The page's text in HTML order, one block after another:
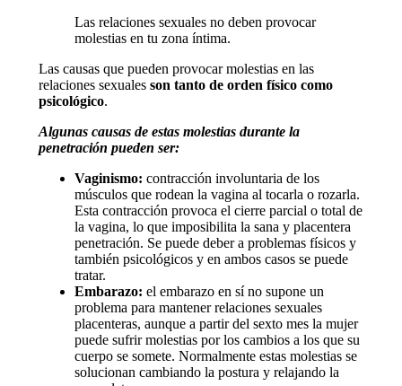
Las relaciones sexuales no deben provocar
molestias en tu zona íntima.
Las causas que pueden provocar molestias en las
relaciones sexuales son tanto de orden físico como
psicológico.
Algunas causas de estas molestias durante la
penetración pueden ser:
Vaginismo: contracción involuntaria de los
músculos que rodean la vagina al tocarla o rozarla.
Esta contracción provoca el cierre parcial o total de
la vagina, lo que imposibilita la sana y placentera
penetración. Se puede deber a problemas físicos y
también psicológicos y en ambos casos se puede
tratar.
Embarazo: el embarazo en sí no supone un
problema para mantener relaciones sexuales
placenteras, aunque a partir del sexto mes la mujer
puede sufrir molestias por los cambios a los que su
cuerpo se somete. Normalmente estas molestias se
solucionan cambiando la postura y relajando la